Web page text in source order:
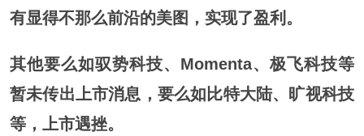
有显得不那么前沿的美图，实现了盈利。
其他要么如驭势科技、Momenta、极飞科技等
暂未传出上市消息，要么如比特大陆、旷视科技
等，上市遇挫。